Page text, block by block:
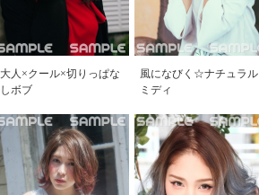
大人×クール×切りっぱな
しボブ
風になびく☆ナチュラル
ミディ